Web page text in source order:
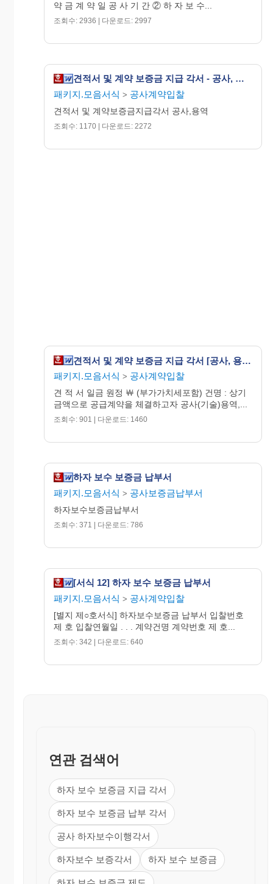
약 금 계 약 일 공 사 기 간 ② 하 자 보 수...
조회수: 2936 | 다운로드: 2997
견적서 및 계약 보증금 지급 각서 - 공사, 용역
패키지.모음서식 > 공사계약입찰
견적서 및 계약보증금지급각서 공사,용역
조회수: 1170 | 다운로드: 2272
견적서 및 계약 보증금 지급 각서 [공사, 용역, 물품]
패키지.모음서식 > 공사계약입찰
견 적 서 일금 원정 ￦ (부가가치세포함) 건명 : 상기
금액으로 공급계약을 체결하고자 공사(기술)용역,...
조회수: 901 | 다운로드: 1460
하자 보수 보증금 납부서
패키지.모음서식 > 공사보증금납부서
하자보수보증금납부서
조회수: 371 | 다운로드: 786
[서식 12] 하자 보수 보증금 납부서
패키지.모음서식 > 공사계약입찰
[별지 제○호서식] 하자보수보증금 납부서 입찰번호
제 호 입찰연월일 . . . 계약건명 계약번호 제 호...
조회수: 342 | 다운로드: 640
연관 검색어
하자 보수 보증금 지급 각서
하자 보수 보증금 납부 각서
공사 하자보수이행각서
하자보수 보증각서 하자 보수 보증금